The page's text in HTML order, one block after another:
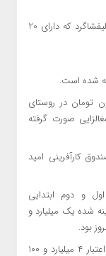
بازارچه عرضه محصولات کشاورزی و صنایع دستی لیفشاگرد که دارای 20
با اعتبار هزینه شده 750 میلیون تومان در روستای
برداری رسید که برای 6 نفر اشغالزایی صورت گرفته
طریق صندوق کارآفرینی امید
و دوم ابتدایی
با اعتبار هزینه شده یک میلیارد و
بازسازی و لایروبی ۲۸ دهنه ابندان در ۲۶ روستا با اعتبار ۴ میلیارد و ۱۰۰